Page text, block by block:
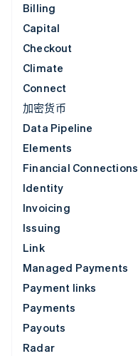
Billing
Capital
Checkout
Climate
Connect
加密货币
Data Pipeline
Elements
Financial Connections
Identity
Invoicing
Issuing
Link
Managed Payments
Payment links
Payments
Payouts
Radar